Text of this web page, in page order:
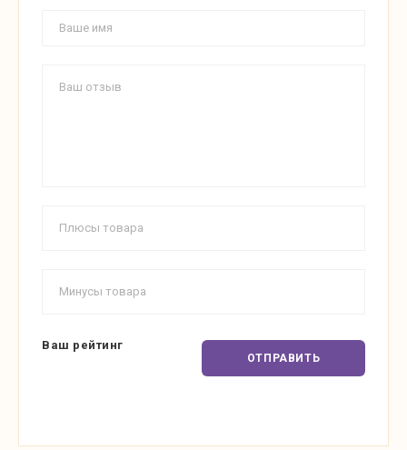
Ваш рейтинг
ОТПРАВИТЬ